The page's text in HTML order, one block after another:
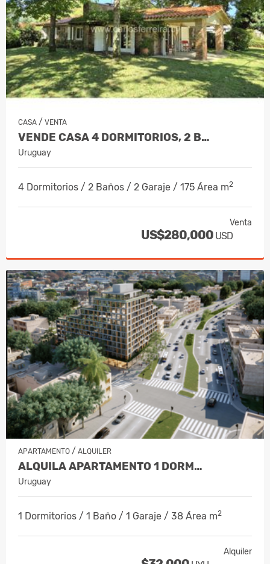
CASA / VENTA
VENDE CASA 4 DORMITORIOS, 2 B…
Uruguay
4 Dormitorios / 2 Baños / 2 Garaje / 175 Área m2
Venta
US$280,000 USD
APARTAMENTO / ALQUILER
ALQUILA APARTAMENTO 1 DORM…
Uruguay
1 Dormitorios / 1 Baño / 1 Garaje / 38 Área m2
Alquiler